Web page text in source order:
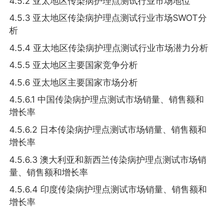
4.5.3 亚太地区传染病护理点测试行业市场SWOT分
析
4.5.4 亚太地区传染病护理点测试行业市场潜力分析
4.5.5 亚太地区主要国家竞争分析
4.5.6 亚太地区主要国家市场分析
4.5.6.1 中国传染病护理点测试市场销量、销售额和
增长率
4.5.6.2 日本传染病护理点测试市场销量、销售额和
增长率
4.5.6.3 澳大利亚和新西兰传染病护理点测试市场销
量、销售额和增长率
4.5.6.4 印度传染病护理点测试市场销量、销售额和
增长率